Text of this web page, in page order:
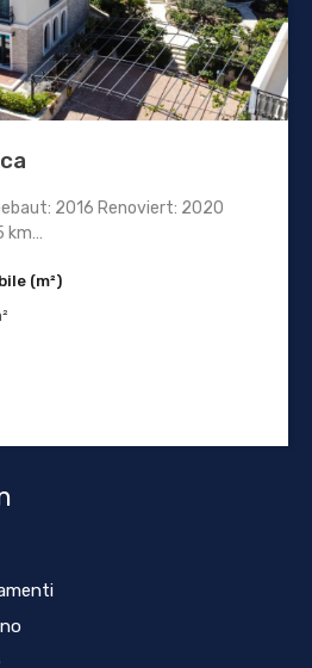
2016 Renoviert: 2020
km…
(m²)